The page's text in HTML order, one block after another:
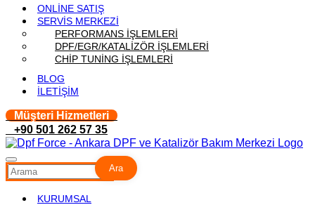
ONLİNE SATIŞ
SERVİS MERKEZİ
PERFORMANS İŞLEMLERİ
DPF/EGR/KATALİZÖR İŞLEMLERİ
CHİP TUNİNG İŞLEMLERİ
BLOG
İLETİŞİM
Müşteri Hizmetleri
+90 501 262 57 35
Ara
KURUMSAL